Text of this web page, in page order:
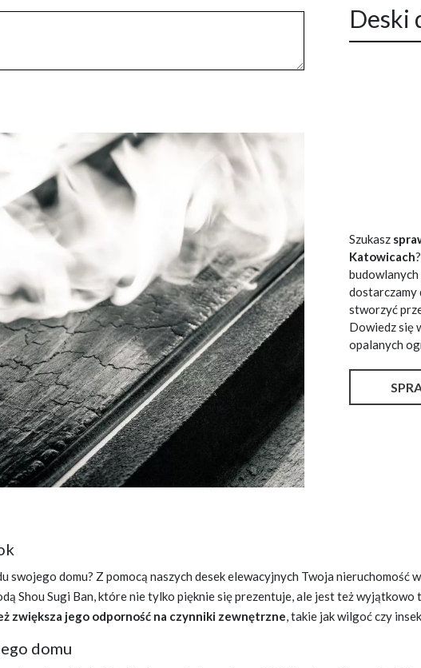
Deski
Szukasz
Katowicach
dostarczamy
stworzyć
Dowiedz się
opalanych
swojego domu? Z pomocą naszych desek elewacyjnych Twoja nieruchomość
Shou Sugi Ban, które nie tylko pięknie się prezentuje, ale jest też wyjątkowo
zwiększa jego odporność na czynniki zewnętrzne, takie jak wilgoć czy
domu